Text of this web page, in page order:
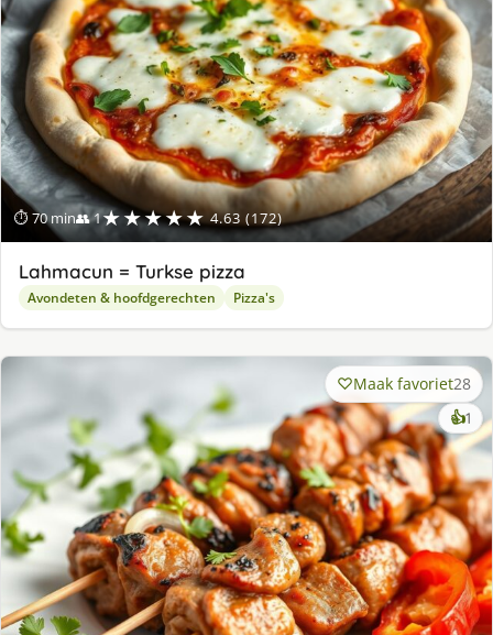
⏱ 70 min👥 1★★★★★ 4.63 (172)
Lahmacun = Turkse pizza
Avondeten & hoofdgerechten Pizza's
Maak favoriet28
👍1